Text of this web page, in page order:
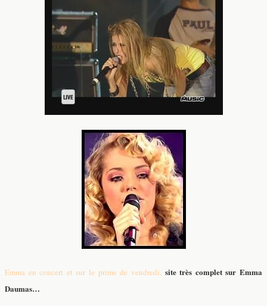
Emma en concert et sur le prime de vendredi, site très complet sur Emma
Daumas…